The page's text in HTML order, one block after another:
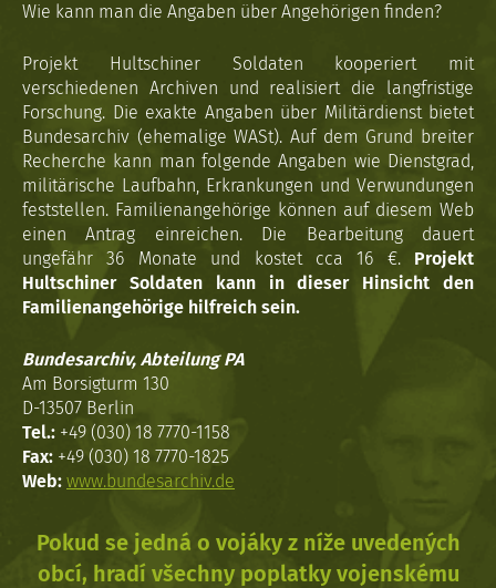
Wie kann man die Angaben über Angehörigen finden?
Projekt Hultschiner Soldaten kooperiert mit
verschiedenen Archiven und realisiert die langfristige
Forschung. Die exakte Angaben über Militärdienst bietet
Bundesarchiv (ehemalige WASt). Auf dem Grund breiter
Recherche kann man folgende Angaben wie Dienstgrad,
militärische Laufbahn, Erkrankungen und Verwundungen
feststellen. Familienangehörige können auf diesem Web
einen Antrag einreichen. Die Bearbeitung dauert
ungefähr 36 Monate und kostet cca 16 €. Projekt
Hultschiner Soldaten kann in dieser Hinsicht den
Familienangehörige hilfreich sein.
Bundesarchiv, Abteilung PA
Am Borsigturm 130
D-13507 Berlin
Tel.: +49 (030) 18 7770-1158
Fax: +49 (030) 18 7770-1825
Web: www.bundesarchiv.de
Pokud se jedná o vojáky z níže uvedených
obcí, hradí všechny poplatky vojenskému